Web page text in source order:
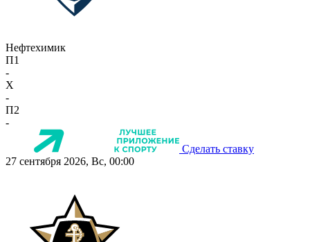
Нефтехимик
П1
-
X
-
П2
-
Сделать ставку
27 сентября 2026, Вс, 00:00